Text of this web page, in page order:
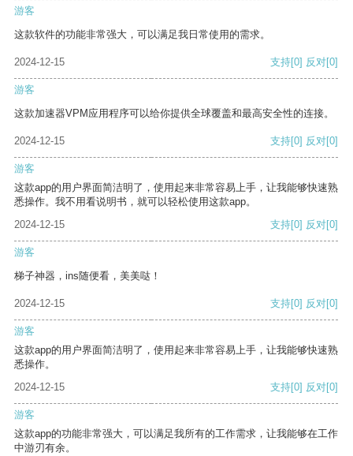
游客
这款软件的功能非常强大，可以满足我日常使用的需求。
2024-12-15 支持[0] 反对[0]
游客
这款加速器VPM应用程序可以给你提供全球覆盖和最高安全性的连接。
2024-12-15 支持[0] 反对[0]
游客
这款app的用户界面简洁明了，使用起来非常容易上手，让我能够快速熟
悉操作。我不用看说明书，就可以轻松使用这款app。
2024-12-15
支持[0] 反对[0]
游客
梯子神器，ins随便看，美美哒！
2024-12-15 支持[0] 反对[0]
游客
这款app的用户界面简洁明了，使用起来非常容易上手，让我能够快速熟
悉操作。
2024-12-15
支持[0] 反对[0]
游客
这款app的功能非常强大，可以满足我所有的工作需求，让我能够在工作
中游刃有余。